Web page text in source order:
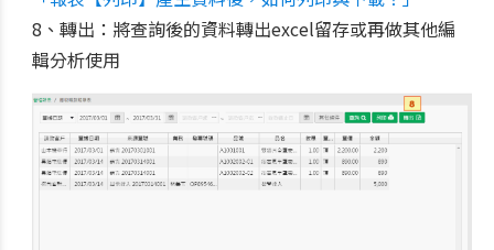
8、轉出：將查詢後的資料轉出excel留存或再做其他編
輯分析使用